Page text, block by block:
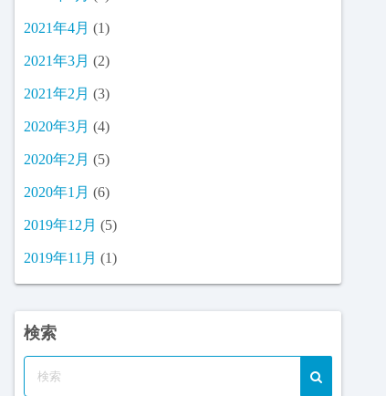
2021年4月 (1)
2021年3月 (2)
2021年2月 (3)
2020年3月 (4)
2020年2月 (5)
2020年1月 (6)
2019年12月 (5)
2019年11月 (1)
検索